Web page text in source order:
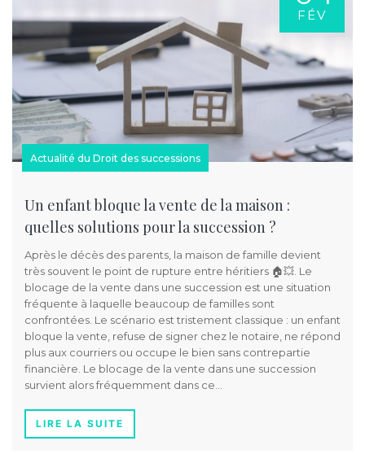
FÉV
Actualité du Droit des successions
Un enfant bloque la vente de la maison :
quelles solutions pour la succession ?
Après le décès des parents, la maison de famille devient
très souvent le point de rupture entre héritiers 🏠💥. Le
blocage de la vente dans une succession est une situation
fréquente à laquelle beaucoup de familles sont
confrontées. Le scénario est tristement classique : un enfant
bloque la vente, refuse de signer chez le notaire, ne répond
plus aux courriers ou occupe le bien sans contrepartie
financière. Le blocage de la vente dans une succession
survient alors fréquemment dans ce…
LIRE LA SUITE